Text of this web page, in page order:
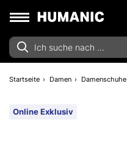
Startseite Damen Damenschuhe
Online Exklusiv